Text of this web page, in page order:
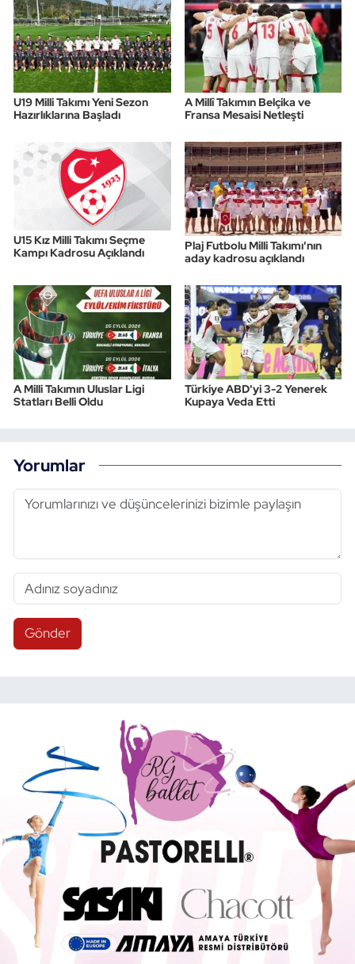
U19 Milli Takımı Yeni Sezon
Hazırlıklarına Başladı
A Millî Takımın Belçika ve
Fransa Mesaisi Netleşti
U15 Kız Milli Takımı Seçme
Kampı Kadrosu Açıklandı
Plaj Futbolu Milli Takımı'nın
aday kadrosu açıklandı
A Milli Takımın Uluslar Ligi
Statları Belli Oldu
Türkiye ABD'yi 3-2 Yenerek
Kupaya Veda Etti
Yorumlar
Gönder